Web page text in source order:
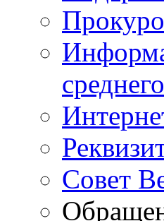
Совет